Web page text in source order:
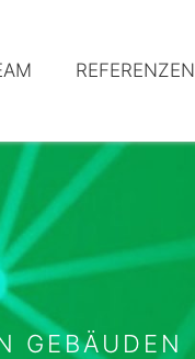
REFERENZEN
GEBÄUDEN